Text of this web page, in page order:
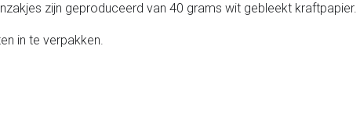
zijn geproduceerd van 40 grams wit gebleekt kraftpapier.
in te verpakken.